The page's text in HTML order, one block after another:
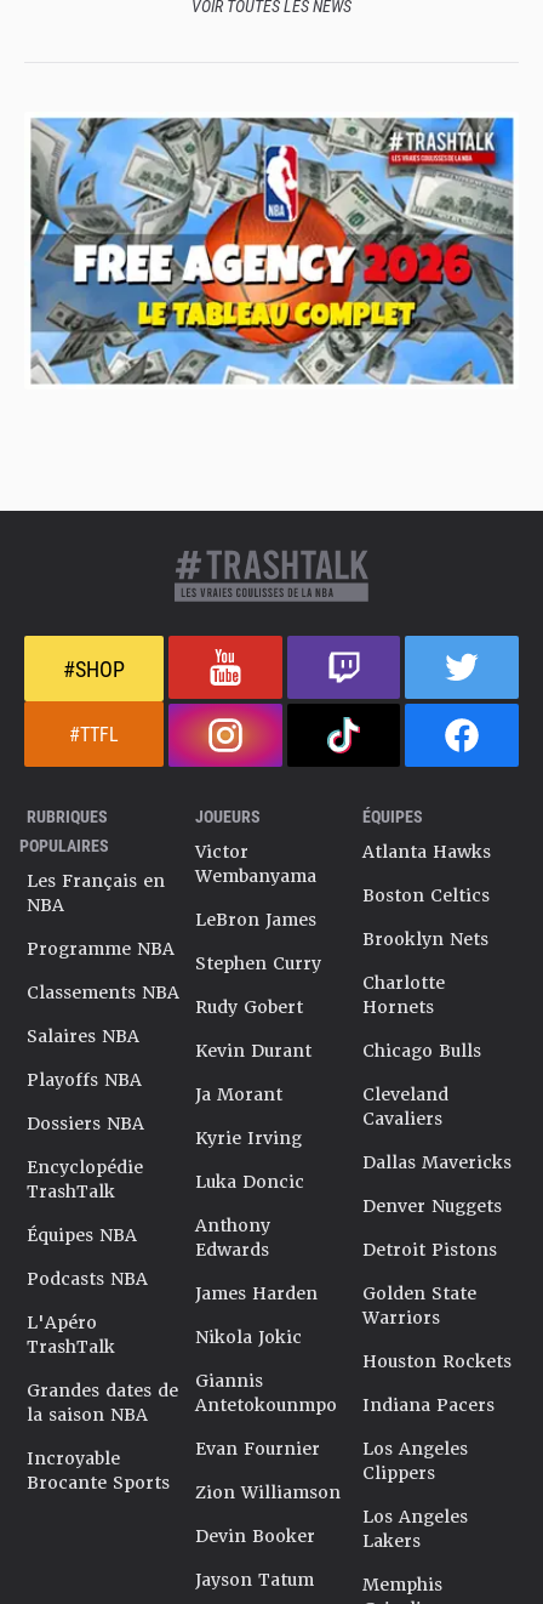
VOIR TOUTES LES NEWS
#SHOP
#TTFL
RUBRIQUES
POPULAIRES
Les Français en
NBA
Programme NBA
Classements NBA
Salaires NBA
Playoffs NBA
Dossiers NBA
Encyclopédie
TrashTalk
Équipes NBA
Podcasts NBA
L'Apéro
TrashTalk
Grandes dates de
la saison NBA
Incroyable
Brocante Sports
JOUEURS
Victor
Wembanyama
LeBron James
Stephen Curry
Rudy Gobert
Kevin Durant
Ja Morant
Kyrie Irving
Luka Doncic
Anthony
Edwards
James Harden
Nikola Jokic
Giannis
Antetokounmpo
Evan Fournier
Zion Williamson
Devin Booker
Jayson Tatum
ÉQUIPES
Atlanta Hawks
Boston Celtics
Brooklyn Nets
Charlotte
Hornets
Chicago Bulls
Cleveland
Cavaliers
Dallas Mavericks
Denver Nuggets
Detroit Pistons
Golden State
Warriors
Houston Rockets
Indiana Pacers
Los Angeles
Clippers
Los Angeles
Lakers
Memphis